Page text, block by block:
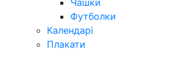
Чашки
Футболки
Календарі
Плакати